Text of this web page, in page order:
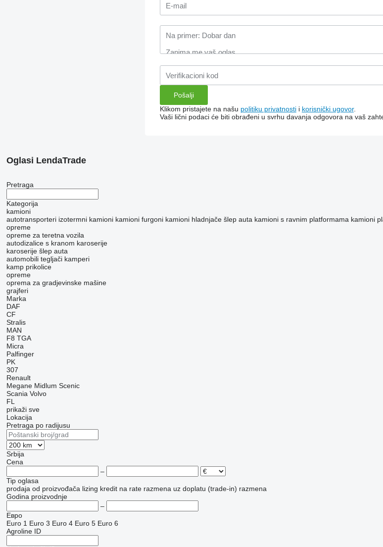
Klikom pristajete na našu politiku privatnostii korisnički ugovor.
Vaši lični podaci će biti obrađeni u svrhu davanja odgovora na vaš
Oglasi LendaTrade
Pretraga
Kategorija
kamioni
autotransporteri izotermni kamioni kamioni furgoni kamioni hladnjače šlep auta kamioni s ravnim platformama kamioni
opreme
оpremе za teretna vozila
autodizalice s kranom karoserije
karoserije šlep auta
automobili tegljači kamperi
kamp prikolice
opreme
oprema za gradjevinske mašine
grajferi
Marka
DAF
CF
Stralis
MAN
F8 TGA
Micra
Palfinger
PK
307
Renault
Megane Midlum Scenic
Scania Volvo
FL
prikaži sve
Lokacija
Pretraga po radijusu
Srbija
Cena
–
Tip oglasa
prodaja od proizvođača lizing kredit na rate razmena uz doplatu (trade-in) razmena
Godina proizvodnje
–
Евро
Euro 1 Euro 3 Euro 4 Euro 5 Euro 6
Agroline ID